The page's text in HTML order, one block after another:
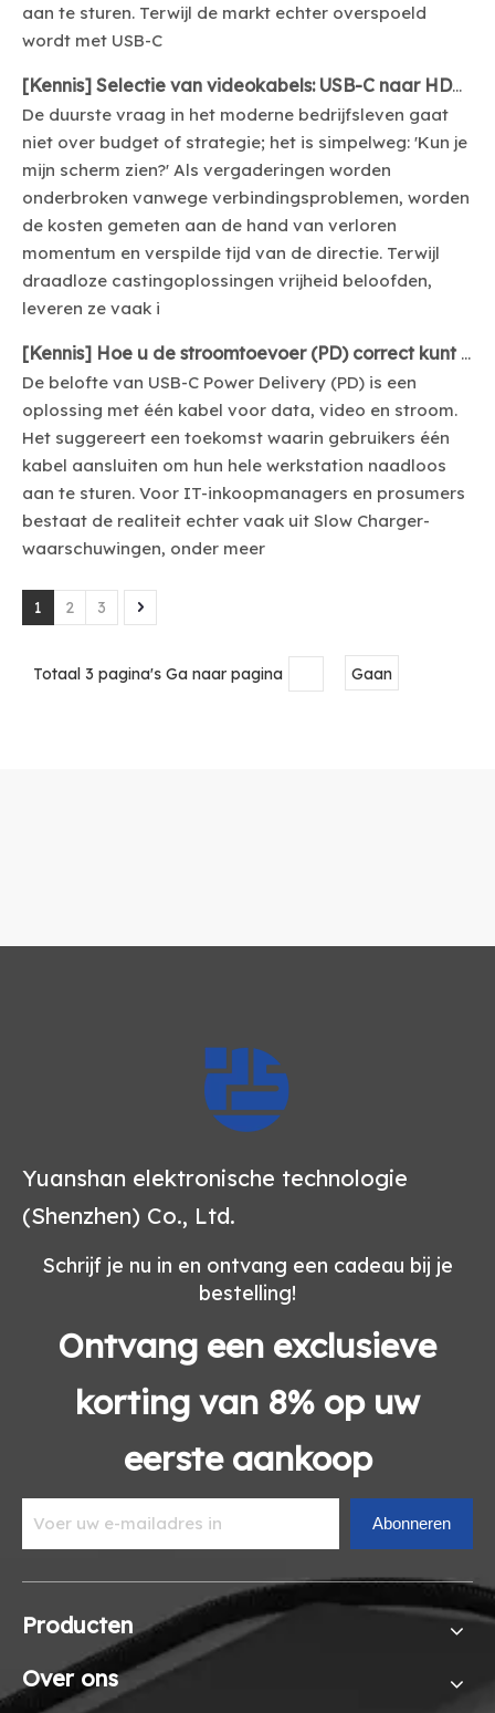
aan te sturen. Terwijl de markt echter overspoeld
wordt met USB-C
[Kennis] Selectie van videokabels: USB-C naar HDMI 4K@60 voor vergaderruimtes
De duurste vraag in het moderne bedrijfsleven gaat
niet over budget of strategie; het is simpelweg: 'Kun je
mijn scherm zien?' Als vergaderingen worden
onderbroken vanwege verbindingsproblemen, worden
de kosten gemeten aan de hand van verloren
momentum en verspilde tijd van de directie. Terwijl
draadloze castingoplossingen vrijheid beloofden,
leveren ze vaak i
[Kennis] Hoe u de stroomtoevoer (PD) correct kunt specificeren voor USB-C-docks en -hubs
De belofte van USB-C Power Delivery (PD) is een
oplossing met één kabel voor data, video en stroom.
Het suggereert een toekomst waarin gebruikers één
kabel aansluiten om hun hele werkstation naadloos
aan te sturen. Voor IT-inkoopmanagers en prosumers
bestaat de realiteit echter vaak uit Slow Charger-
waarschuwingen, onder meer
1 2 3
Totaal 3 pagina's Ga naar pagina Gaan
Yuanshan elektronische technologie
(Shenzhen) Co., Ltd.
Schrijf je nu in en ontvang een cadeau bij je
bestelling!
Ontvang een exclusieve
korting van 8% op uw
eerste aankoop
Abonneren
Producten
Over ons